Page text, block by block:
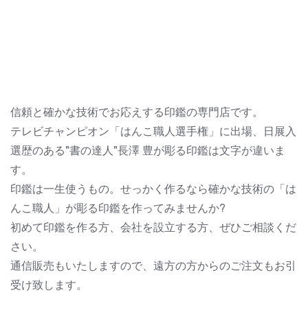
信頼と確かな技術でお応えする印鑑の専門店です。
テレビチャンピオン「はんこ職人選手権」に出場、日展入
選歴のある"書の達人"長澤 豊が彫る印鑑は文字が違いま
す。
印鑑は一生使うもの。せっかく作るなら確かな技術の「は
んこ職人」が彫る印鑑を作ってみませんか?
初めて印鑑を作る方、会社を設立する方、ぜひご相談くだ
さい。
通信販売もいたしますので、遠方の方からのご注文もお引
受け致します。